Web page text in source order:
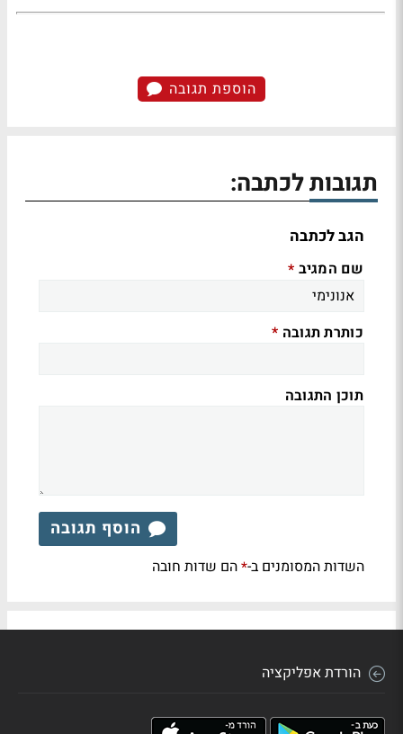
הוספת תגובה
תגובות לכתבה:
הגב לכתבה
שם המגיב *
כותרת תגובה *
תוכן התגובה
הוסף תגובה
השדות המסומנים ב-*הם שדות חובה
הורדת אפליקציה